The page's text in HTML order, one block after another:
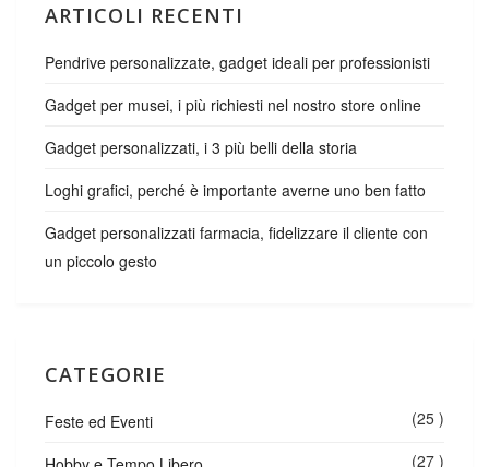
ARTICOLI RECENTI
Pendrive personalizzate, gadget ideali per professionisti
Gadget per musei, i più richiesti nel nostro store online
Gadget personalizzati, i 3 più belli della storia
Loghi grafici, perché è importante averne uno ben fatto
Gadget personalizzati farmacia, fidelizzare il cliente con
un piccolo gesto
CATEGORIE
Feste ed Eventi (25 )
(27 )